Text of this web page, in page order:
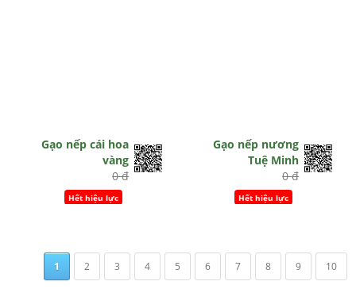
Gạo nếp cái hoa
vàng
0 đ
Hết hiệu lực
Gạo nếp nương
Tuệ Minh
0 đ
Hết hiệu lực
1 2 3 4 5 6 7 8 9 10